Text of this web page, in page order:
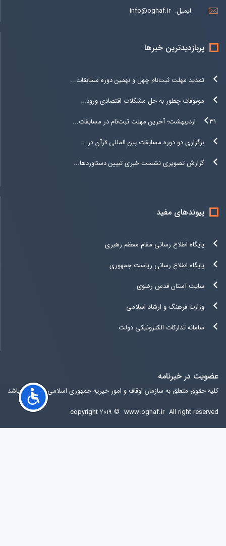
ایمیل: info@oghaf.ir
پربازدیدترین خبرها
تمدید مهلت ثبت‌نام چهل و نهمین دوره مسابقات...
موقوفات چطور به حل مشکلات اقتصادی ورود...
۳۱ اردیبهشت؛ آخرین مهلت ثبت‌نام در مسابقات...
برگزاری دو دوره مسابقات بین المللی قرآن در...
گزارش تصویری نشست خبری تبیین دستاوردها...
پیوندهای مفید
پایگاه اطلاع رسانی مقام معظم رهبری
پایگاه اطلاع رسانی ریاست جمهوری
سایت آستان قدس رضوی
وزارت فرهنگ و ارشاد اسلامی
سامانه تدارکات الکترونیکی دولت
عضویت در خبرنامه
کلیه حقوق متعلق به سازمان اوقاف و امور خیریه جمهوری اسلامی ایران می باشد
copyright ۲۰۱۹ © www.oghaf.ir All right reserved